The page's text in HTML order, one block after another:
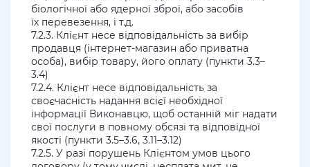
біологічної або ядерної зброї, або засобів
їх перевезення, і т.д.
7.2.3. Клієнт несе відповідальність за вибір
продавця (інтернет-магазин або приватна
особа), вибір товару, його оплату (пункти 3.3–
3.4)
7.2.4. Клієнт несе відповідальність за
своєчасність надання всієї необхідної
інформації Виконавцю, щоб останній міг надати
свої послуги в повному обсязі та відповідної
якості (пункти 3.5–3.6, 3.11–3.12)
7.2.5. У разі порушень Клієнтом умов цього